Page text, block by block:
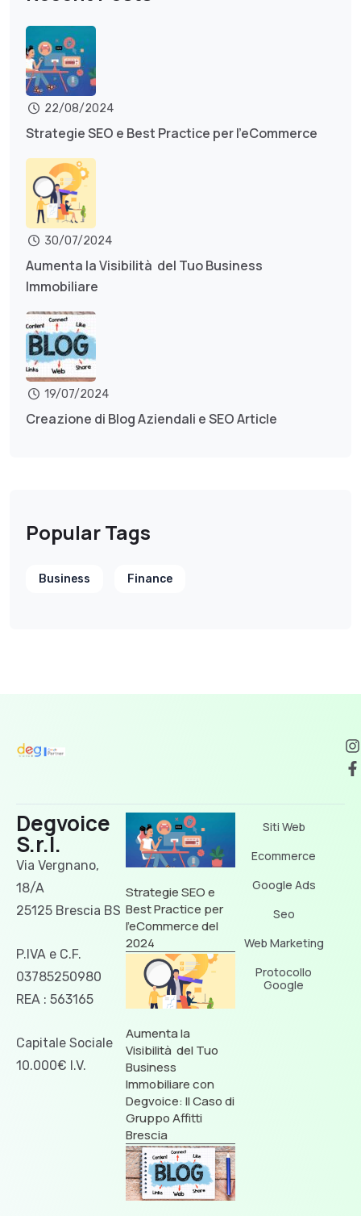
22/08/2024
Strategie SEO e Best Practice per l’eCommerce
30/07/2024
Aumenta la Visibilità del Tuo Business
Immobiliare
19/07/2024
Creazione di Blog Aziendali e SEO Article
Popular Tags
Business Finance
Degvoice
S.r.l.
Via Vergnano,
18/A
25125 Brescia BS
P.IVA e C.F.
03785250980
REA : 563165
Capitale Sociale
10.000€ I.V.
Strategie SEO e
Best Practice per
l’eCommerce del
2024
Aumenta la
Visibilità del Tuo
Business
Immobiliare con
Degvoice: Il Caso di
Gruppo Affitti
Brescia
Siti Web
Ecommerce
Google Ads
Seo
Web Marketing
Protocollo
Google